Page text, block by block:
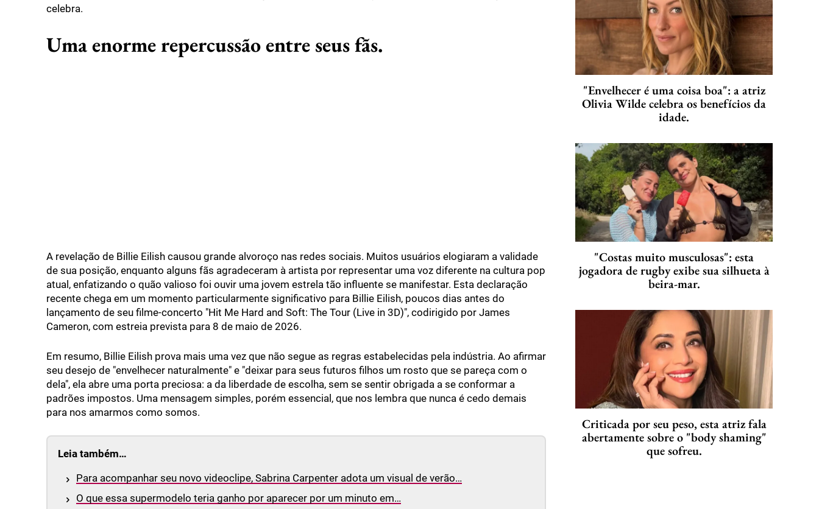
celebra.
Uma enorme repercussão entre seus fãs.
A revelação de Billie Eilish causou grande alvoroço nas redes sociais. Muitos usuários elogiaram a validade
de sua posição, enquanto alguns fãs agradeceram à artista por representar uma voz diferente na cultura pop
atual, enfatizando o quão valioso foi ouvir uma jovem estrela tão influente se manifestar. Esta declaração
recente chega em um momento particularmente significativo para Billie Eilish, poucos dias antes do
lançamento de seu filme-concerto "Hit Me Hard and Soft: The Tour (Live in 3D)", codirigido por James
Cameron, com estreia prevista para 8 de maio de 2026.
Em resumo, Billie Eilish prova mais uma vez que não segue as regras estabelecidas pela indústria. Ao afirmar
seu desejo de "envelhecer naturalmente" e "deixar para seus futuros filhos um rosto que se pareça com o
dela", ela abre uma porta preciosa: a da liberdade de escolha, sem se sentir obrigada a se conformar a
padrões impostos. Uma mensagem simples, porém essencial, que nos lembra que nunca é cedo demais
para nos amarmos como somos.
Leia também…
Para acompanhar seu novo videoclipe, Sabrina Carpenter adota um visual de verão…
O que essa supermodelo teria ganho por aparecer por um minuto em…
"Envelhecer é uma coisa boa": a atriz
Olivia Wilde celebra os benefícios da
idade.
"Costas muito musculosas": esta
jogadora de rugby exibe sua silhueta à
beira-mar.
Criticada por seu peso, esta atriz fala
abertamente sobre o "body shaming"
que sofreu.